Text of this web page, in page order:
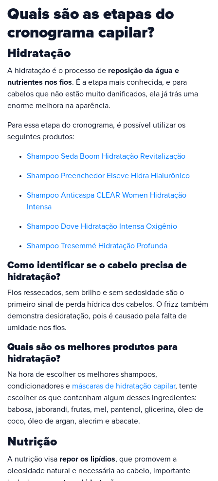
Quais são as etapas do
cronograma capilar?
Hidratação
A hidratação é o processo de reposição da água e
nutrientes nos fios. É a etapa mais conhecida, e para
cabelos que não estão muito danificados, ela já trás uma
enorme melhora na aparência.
Para essa etapa do cronograma, é possível utilizar os
seguintes produtos:
Shampoo Seda Boom Hidratação Revitalização
Shampoo Preenchedor Elseve Hidra Hialurônico
Shampoo Anticaspa CLEAR Women Hidratação
Intensa
Shampoo Dove Hidratação Intensa Oxigênio
Shampoo Tresemmé Hidratação Profunda
Como identificar se o cabelo precisa de
hidratação?
Fios ressecados, sem brilho e sem sedosidade são o
primeiro sinal de perda hídrica dos cabelos. O frizz também
demonstra desidratação, pois é causado pela falta de
umidade nos fios.
Quais são os melhores produtos para
hidratação?
Na hora de escolher os melhores shampoos,
condicionadores e máscaras de hidratação capilar, tente
escolher os que contenham algum desses ingredientes:
babosa, jaborandi, frutas, mel, pantenol, glicerina, óleo de
coco, óleo de argan, alecrim e abacate.
Nutrição
A nutrição visa repor os lipídios, que promovem a
oleosidade natural e necessária ao cabelo, importante